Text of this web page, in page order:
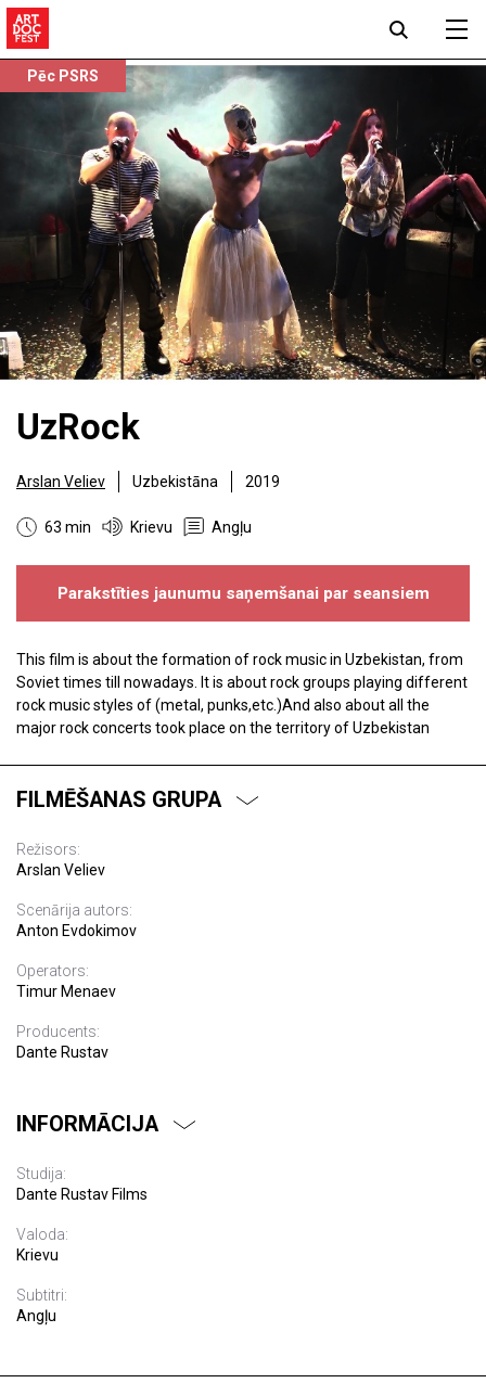
Pēc PSRS
UzRock
Arslan Veliev Uzbekistāna 2019
63 min Krievu Angļu
Parakstīties jaunumu saņemšanai par seansiem
This film is about the formation of rock music in Uzbekistan, from
Soviet times till nowadays. It is about rock groups playing different
rock music styles of (metal, punks,etc.)And also about all the
major rock concerts took place on the territory of Uzbekistan
FILMĒŠANAS GRUPA
Režisors:
Arslan Veliev
Scenārija autors:
Anton Evdokimov
Operators:
Timur Menaev
Producents:
Dante Rustav
INFORMĀCIJA
Studija:
Dante Rustav Films
Valoda:
Krievu
Subtitri:
Angļu